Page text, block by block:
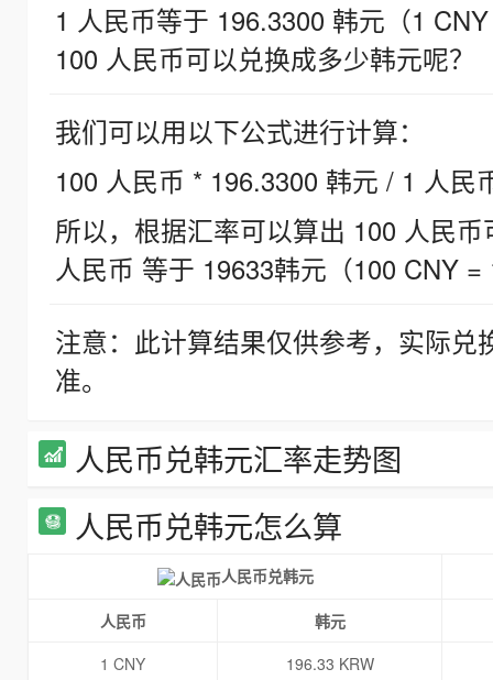
1 人民币等于 196.3300 韩元（1
100 人民币可以兑换成多少韩元呢？
我们可以用以下公式进行计算：
100 人民币 * 196.3300 韩元 / 1 人民
所以，根据汇率可以算出 100 人民
人民币 等于 19633韩元（100 CNY =
注意：此计算结果仅供参考，实际
准。
人民币兑韩元汇率走势图
人民币兑韩元怎么算
人民币兑韩元
人民币
韩元
1 CNY
196.33 KRW